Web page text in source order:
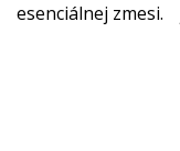
esenciálnej zmesi.